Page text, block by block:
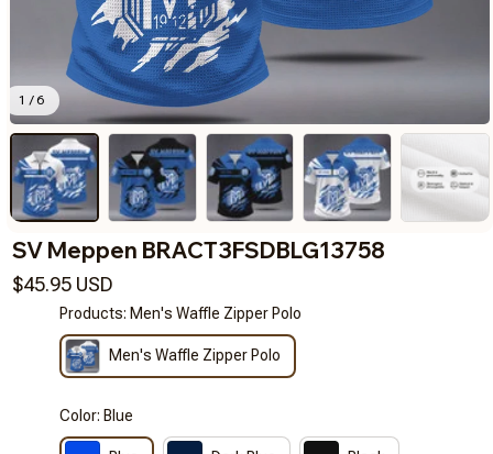
1 / 6
SV Meppen BRACT3FSDBLG13758
$45.95 USD
Products: Men's Waffle Zipper Polo
Men's Waffle Zipper Polo
Color: Blue